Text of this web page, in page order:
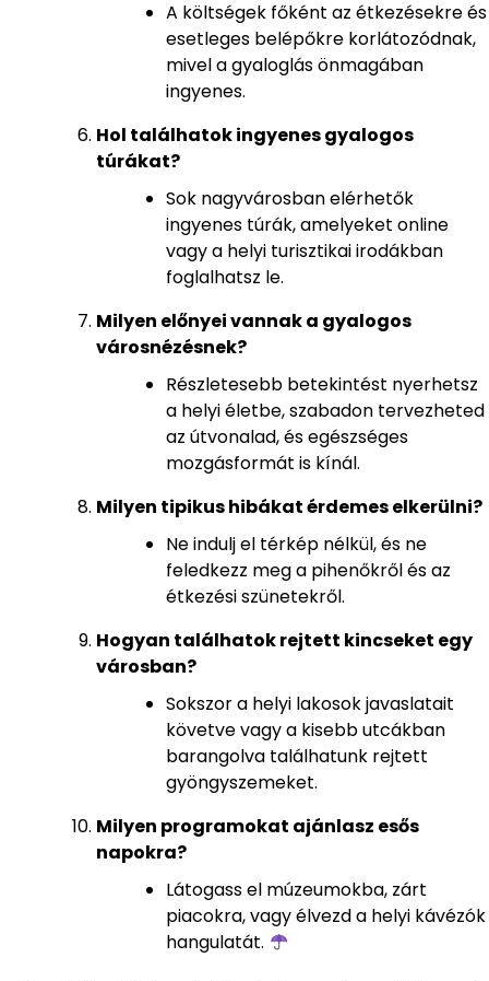
A költségek főként az étkezésekre és
esetleges belépőkre korlátozódnak,
mivel a gyaloglás önmagában
ingyenes.
Hol találhatok ingyenes gyalogos
túrákat?
Sok nagyvárosban elérhetők
ingyenes túrák, amelyeket online
vagy a helyi turisztikai irodákban
foglalhatsz le.
Milyen előnyei vannak a gyalogos
városnézésnek?
Részletesebb betekintést nyerhetsz
a helyi életbe, szabadon tervezheted
az útvonalad, és egészséges
mozgásformát is kínál.
Milyen tipikus hibákat érdemes elkerülni?
Ne indulj el térkép nélkül, és ne
feledkezz meg a pihenőkről és az
étkezési szünetekről.
Hogyan találhatok rejtett kincseket egy
városban?
Sokszor a helyi lakosok javaslatait
követve vagy a kisebb utcákban
barangolva találhatunk rejtett
gyöngyszemeket.
Milyen programokat ajánlasz esős
napokra?
Látogass el múzeumokba, zárt
piacokra, vagy élvezd a helyi kávézók
hangulatát.